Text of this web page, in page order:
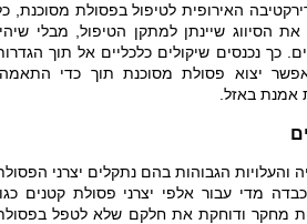
האירופית לטיפול בפסולת מסוכנת,
הסיווג שיינתן למתקן הטיפול, מבלי
כך נכנסים שיקולים כלכליים אל תוך
יצוא פסולת מסוכנת תוך כדי
אמנת באזל.
והעלויות הגבוהות בהם נתקלים יצרני
מדי עבור אלפי יצרני פסולת קטנים
מחקר ודוחקת את חלקם שלא לטפל